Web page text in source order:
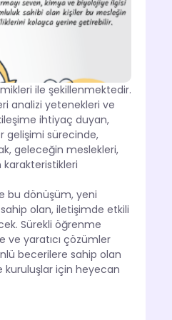
ile şekillenmektedir.
analizi yetenekleri ve
ihtiyaç duyan,
gelişimi sürecinde,
geleceğin meslekleri,
karakteristikleri
bu dönüşüm, yeni
olan, iletişimde etkili
Sürekli öğrenme
ve yaratıcı çözümler
becerilere sahip olan
kuruluşlar için heyecan